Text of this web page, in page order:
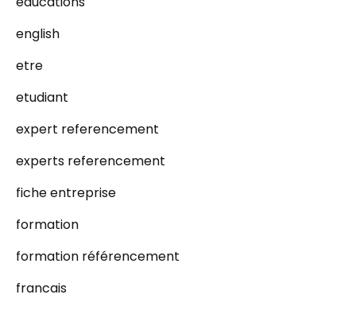
english
etre
etudiant
expert referencement
experts referencement
fiche entreprise
formation
formation référencement
francais